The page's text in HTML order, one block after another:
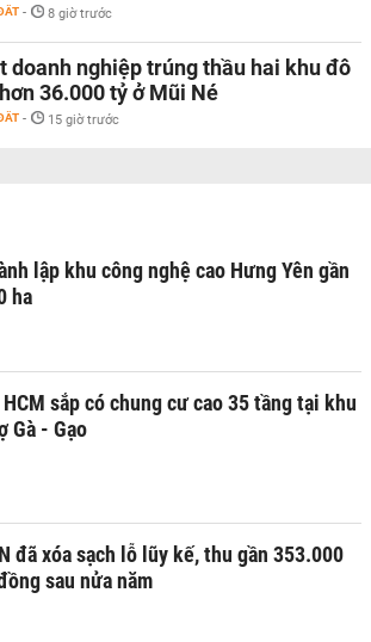
- 8 giờ trước
doanh nghiệp trúng thầu hai khu đô
36.000 tỷ ở Mũi Né
- 15 giờ trước
lập khu công nghệ cao Hưng Yên gần
ha
sắp có chung cư cao 35 tầng tại khu
Gà - Gạo
đã xóa sạch lỗ lũy kế, thu gần 353.000
sau nửa năm